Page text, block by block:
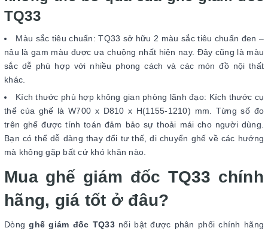
TQ33
Màu sắc tiêu chuẩn: TQ33 sở hữu 2 màu sắc tiêu chuẩn đen –
nâu là gam màu được ưa chuộng nhất hiện nay. Đây cũng là màu
sắc dễ phù hợp với nhiều phong cách và các món đồ nội thất
khác.
Kích thước phù hợp không gian phòng lãnh đạo: Kích thước cụ
thể của ghế là W700 x D810 x H(1155-1210) mm. Từng số đo
trên ghế được tính toán đảm bảo sự thoải mái cho người dùng.
Bạn có thể dễ dàng thay đổi tư thế, di chuyển ghế về các hướng
mà không gặp bất cứ khó khăn nào.
Mua ghế giám đốc TQ33 chính
hãng, giá tốt ở đâu?
Dòngghế giám đốc TQ33nổi bật được phân phối chính hãng